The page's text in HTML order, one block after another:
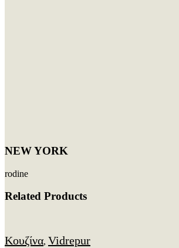
NEW YORK
rodine
Related Products
Κουζίνα, Vidrepur